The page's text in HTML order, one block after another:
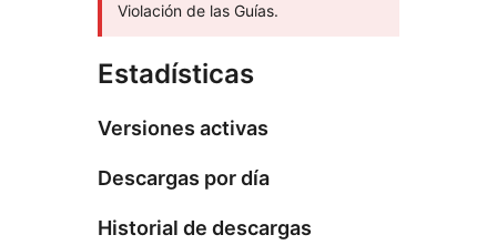
Violación de las Guías.
Estadísticas
Versiones activas
Descargas por día
Historial de descargas